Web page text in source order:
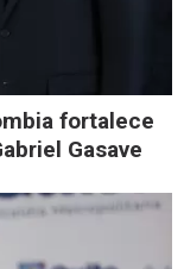
fortalece
Gasave